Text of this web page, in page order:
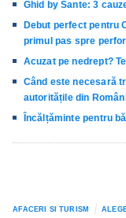
Ghid by Sante: 3
Debut perfect pentru
primul pas spre
Acuzat pe nedrept?
Când este necesară
autoritățile din
Încălțăminte pentru
AFACERI SI TURISM